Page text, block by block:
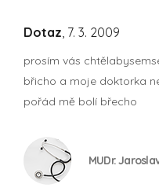
Dotaz, 7. 3. 2009
prosím vás
břicho a moje doktorka
pořád mě bolí břecho
MUDr.